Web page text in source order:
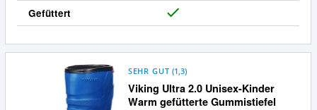
Gefüttert
Viking Ultra 2.0 Unisex-Kinder
Warm gefütterte Gummistiefel
SEHR GUT (1,3)